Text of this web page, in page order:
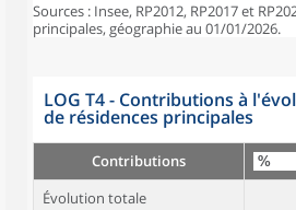
Sources : Insee, RP2012, RP2017 et
principales, géographie au 01/01/2026.
LOG T4 - Contributions à
de résidences principales
Contributions
Évolution totale